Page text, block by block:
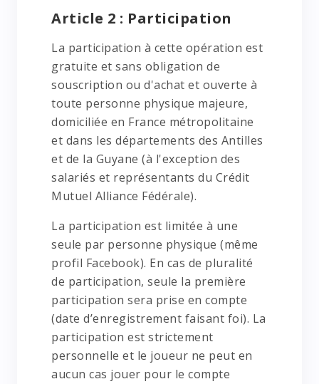
Article 2 : Participation
La participation à cette opération est
gratuite et sans obligation de
souscription ou d'achat et ouverte à
toute personne physique majeure,
domiciliée en France métropolitaine
et dans les départements des Antilles
et de la Guyane (à l'exception des
salariés et représentants du Crédit
Mutuel Alliance Fédérale).
La participation est limitée à une
seule par personne physique (même
profil Facebook). En cas de pluralité
de participation, seule la première
participation sera prise en compte
(date d’enregistrement faisant foi). La
participation est strictement
personnelle et le joueur ne peut en
aucun cas jouer pour le compte